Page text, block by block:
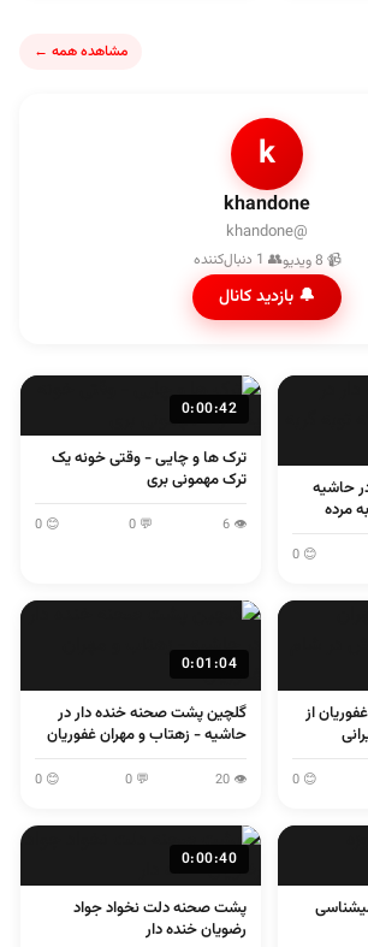
مشاهده همه ←
k
khandone
@khandone
📹 8 ویدیو 👥 1 دنبال‌کننده
🔔 بازدید کانال
حاشیه
مرده
😊 0
0:00:42
ترک ها و چایی - وقتی خونه یک
ترک مهمونی بری
👁 6
💬 0
😊 0
از
😊 0
0:01:04
گلچین پشت صحنه خنده دار در
حاشیه - زهتاب و مهران غفوریان
👁 20
💬 0
😊 0
0:00:40
پشت صحنه دلت نخواد جواد
رضویان خنده دار